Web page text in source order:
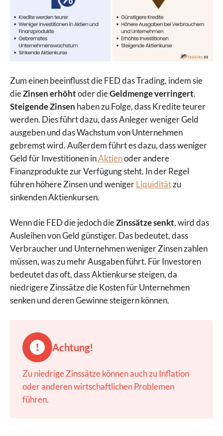
Zum einen beeinflusst die FED das Trading, indem sie
dieZinsen erhöhtoder dieGeldmenge verringert.
Steigende Zinsen haben zu Folge, dass Kredite teurer
werden. Dies führt dazu, dass Anleger weniger Geld
ausgeben und das Wachstum von Unternehmen
gebremst wird. Außerdem führt es dazu, dass weniger
Geld für Investitionen inAktienoder andere
Finanzprodukte zur Verfügung steht. In der Regel
führen höhere Zinsen und wenigerLiquiditätzu
sinkenden Aktienkursen.
Wenn die FED die jedoch dieZinssätze senkt, wird das
Ausleihen von Geld günstiger. Das bedeutet, dass
Verbraucher und Unternehmen weniger Zinsen zahlen
müssen, was zu mehr Ausgaben führt. Für Investoren
bedeutet das oft, dass Aktienkurse steigen, da
niedrigere Zinssätze die Kosten für Unternehmen
senken und deren Gewinne steigern können.
Achtung!
Zu niedrige Zinssätze können auch zu Inflation
oder anderen wirtschaftlichen Problemen
führen.